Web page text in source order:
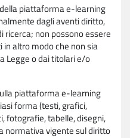
piattaforma e-learning
dagli aventi diritto,
ricerca; non possono essere
altro modo che non sia
Legge o dai titolari e/o
piattaforma e-learning
forma (testi, grafici,
fotografie, tabelle, disegni,
normativa vigente sul diritto